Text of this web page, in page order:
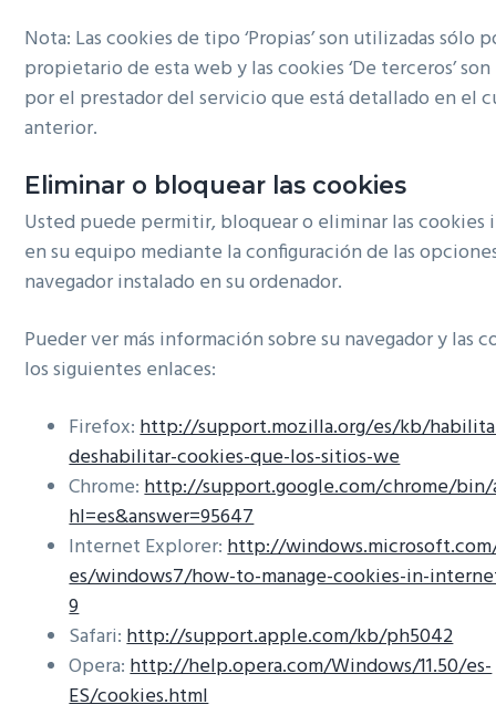
Nota: Las cookies de tipo ‘Propias’ son utilizadas sólo
propietario de esta web y las cookies ‘De terceros’
por el prestador del servicio que está detallado en el
anterior.
Eliminar o bloquear las cookies
Usted puede permitir, bloquear o eliminar las cookies
en su equipo mediante la configuración de las
navegador instalado en su ordenador.
Pueder ver más información sobre su navegador y las
los siguientes enlaces:
Firefox:http://support.mozilla.org/es/kb/
deshabilitar-cookies-que-los-sitios-we
Chrome:http://support.google.com/chrome/bin/
hl=es&answer=95647
Internet Explorer:http://
es/windows7/how-to-manage-cookies-in-
9
Safari:http://support.apple.com/kb/ph5042
Opera:http://help.opera.com/Windows/11.50/es-
ES/cookies.html